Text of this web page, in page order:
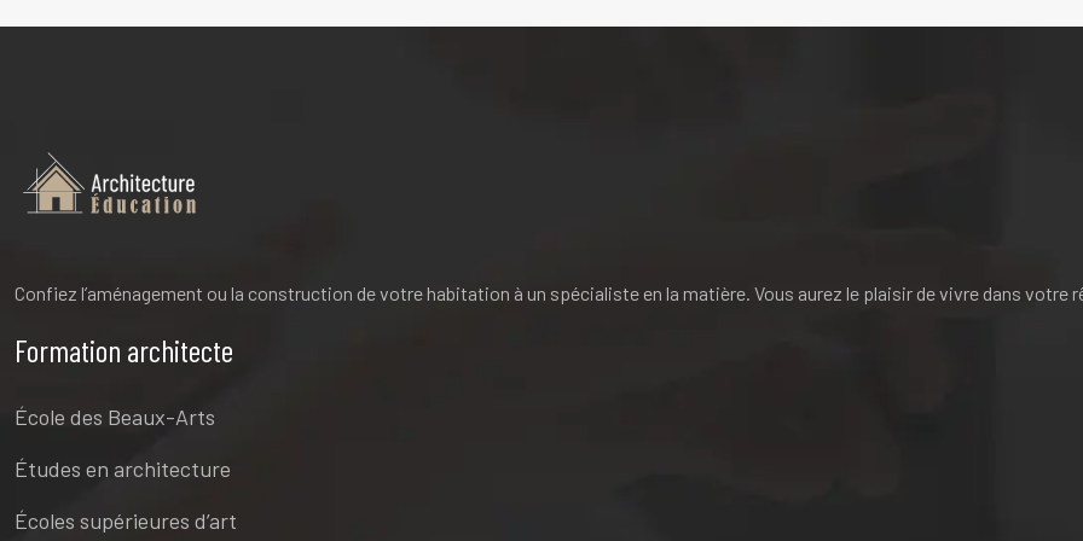
Confiez l’aménagement ou la construction de votre habitation à un spécialiste en la matière. Vous aurez le plaisir de vivre dans votre
Formation architecte
École des Beaux-Arts
Études en architecture
Écoles supérieures d’art